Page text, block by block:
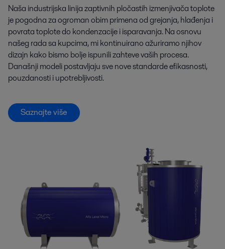
Naša industrijska linija zaptivnih pločastih izmenjivača toplote
je pogodna za ogroman obim primena od grejanja, hlađenja i
povrata toplote do kondenzacije i isparavanja. Na osnovu
našeg rada sa kupcima, mi kontinuirano ažuriramo njihov
dizajn kako bismo bolje ispunili zahteve vaših procesa.
Današnji modeli postavljaju sve nove standarde efikasnosti,
pouzdanosti i upotrebljivosti.
Saznajte više